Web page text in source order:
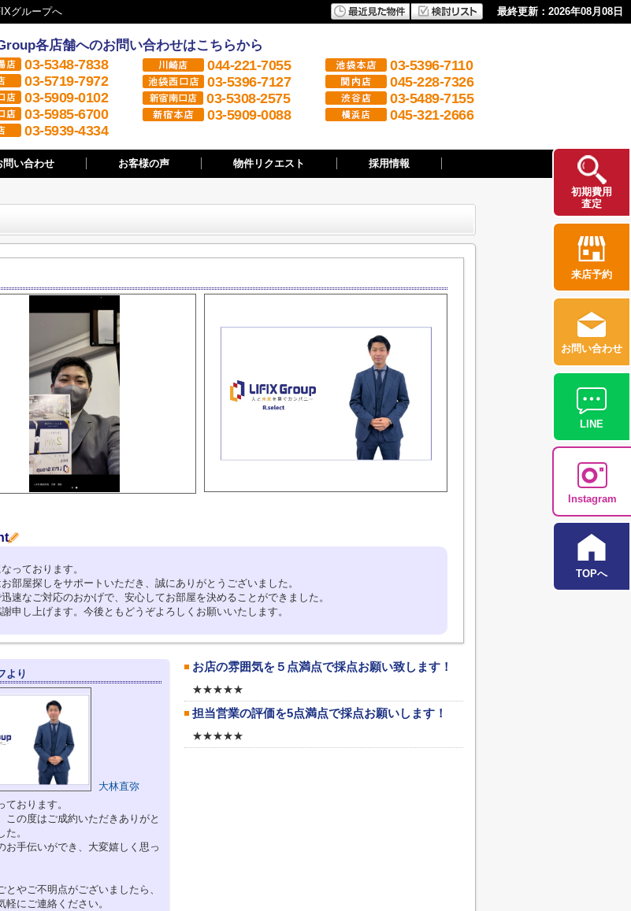
グループへ 最終更新：2026年08月08日
各店舗へのお問い合わせはこちらから
03-5348-7838
03-5719-7972
03-5909-0102
03-5985-6700
03-5939-4334
044-221-7055
03-5396-7127
03-5308-2575
03-5909-0088
03-5396-7110
045-228-7326
03-5489-7155
045-321-2666
問い合わせ お客様の声 物件リクエスト 採用情報
っております。
部屋探しをサポートいただき、誠にありがとうございました。
速なご対応のおかげで、安心してお部屋を決めることができました。
申し上げます。今後ともどうぞよろしくお願いいたします。
より
大林直弥
ております。
この度はご成約いただきありがと
た。
お手伝いができ、大変嬉しく思っ
とやご不明点がございましたら、
軽にご連絡ください。
お店の雰囲気を５点満点で採点お願い致します！
★★★★★
担当営業の評価を5点満点で採点お願いします！
★★★★★
初期費用
査定
来店予約
お問い合わせ
LINE
Instagram
TOPへ